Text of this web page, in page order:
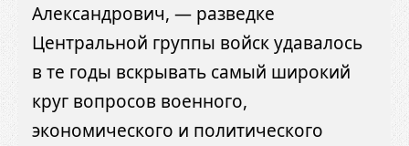
Александрович, — разведке
Центральной группы войск удавалось
в те годы вскрывать самый широкий
круг вопросов военного,
экономического и политического